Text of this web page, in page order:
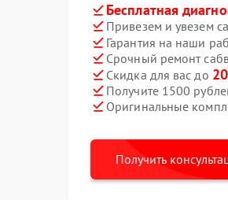
Бесплатная
Привезем и увезем
Гарантия на наши
Срочный ремонт
Скидка для вас до
Получите 1500
Оригинальные
Получить